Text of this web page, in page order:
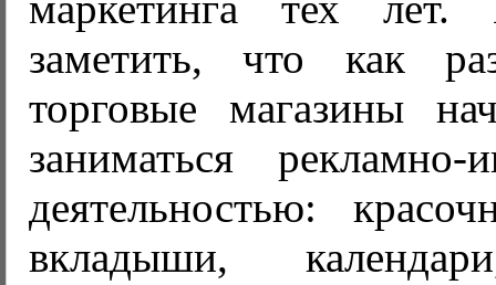
заметить, что как
торговые магазины
заниматься рекламно-
деятельностью:
вкладыши,